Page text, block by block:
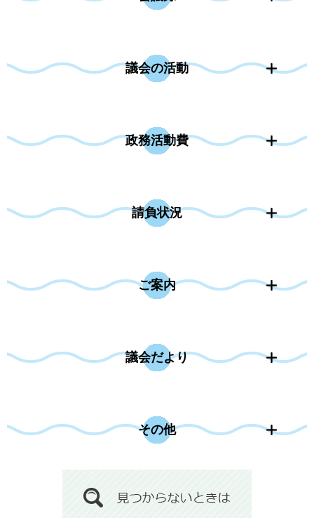
議会の活動
政務活動費
請負状況
ご案内
議会だより
その他